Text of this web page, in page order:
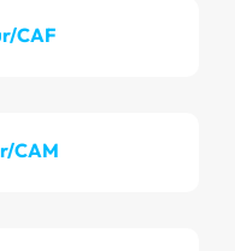
CAF
CAM